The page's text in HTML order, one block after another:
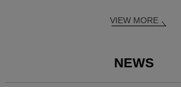
VIEW MORE
NEWS